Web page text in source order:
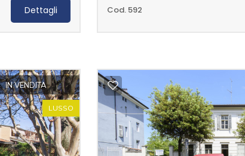
Dettagli Cod. 592
IN VENDITA
LUSSO